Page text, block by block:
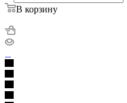
В корзину